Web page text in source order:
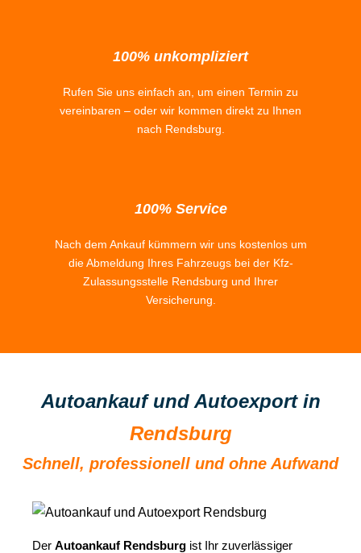
100% unkompliziert
Rufen Sie uns einfach an, um einen Termin zu
vereinbaren – oder wir kommen direkt zu Ihnen
nach Rendsburg.
100% Service
Nach dem Ankauf kümmern wir uns kostenlos um
die Abmeldung Ihres Fahrzeugs bei der Kfz-
Zulassungsstelle Rendsburg und Ihrer
Versicherung.
Autoankauf und Autoexport in
Rendsburg
Schnell, professionell und ohne Aufwand
Der Autoankauf Rendsburg ist Ihr zuverlässiger